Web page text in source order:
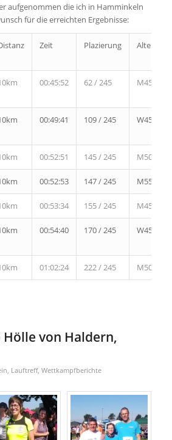
aufgenommen die ich in Hamminkeln
für die erreichten Ergebnisse:
Zeit Plazierung
00:45:52 62 / 245 M45
00:49:41 109 / 245 W45
00:52:51 145 / 245 M50
00:52:53 147 / 245 M55
00:53:34 155 / 245 M45
00:54:40 170 / 245 W45
01:02:24 222 / 245 M50
von Haldern,
, Lauftreff, Wettkampfberichte